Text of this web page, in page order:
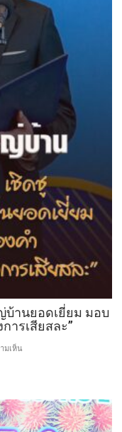
บ้านยอดเยี่ยม มอบ
ารเสียสละ”
มเห็น
264
กำนัน